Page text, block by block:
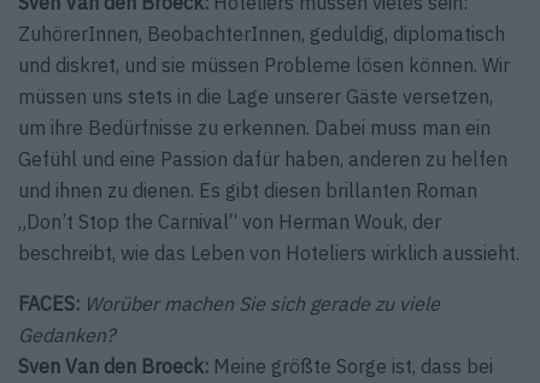
ZuhörerInnen, ­Beo­bachterInnen, geduldig, diplomatisch
und diskret, und sie müssen Probleme lösen können. Wir
müssen uns stets in die Lage unserer Gäste versetzen,
um ihre Bedürfnisse zu erkennen. Dabei muss man ein
Gefühl und eine Passion dafür haben, anderen zu helfen
und ihnen zu dienen. Es gibt diesen brillanten Roman
„Don’t Stop the Carnival“ von Herman Wouk, der
beschreibt, wie das Leben von Hoteliers wirklich aussieht.
FACES: Worüber machen Sie sich gerade zu viele
Gedanken?
Sven Van den Broeck: Meine größte Sorge ist, dass bei